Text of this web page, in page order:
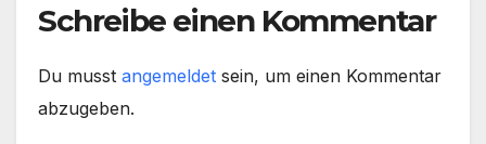
Schreibe einen Kommentar
Du musst angemeldet sein, um einen Kommentar
abzugeben.